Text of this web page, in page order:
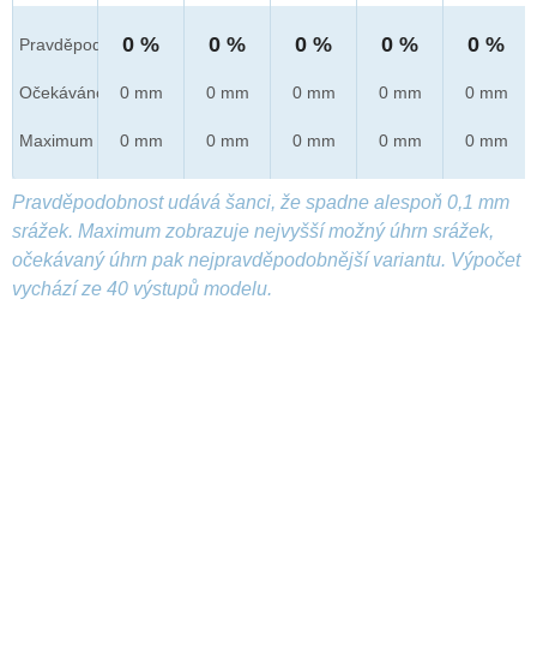
Pravděpod.
Očekáváno
Maximum
0 %
0 mm
0 mm
0 %
0 mm
0 mm
0 %
0 mm
0 mm
0 %
0 mm
0 mm
0 %
0 mm
0 mm
Pravděpodobnost udává šanci, že spadne alespoň 0,1 mm
srážek. Maximum zobrazuje nejvyšší možný úhrn srážek,
očekávaný úhrn pak nejpravděpodobnější variantu. Výpočet
vychází ze 40 výstupů modelu.